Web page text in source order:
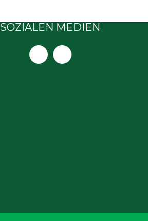
SOZIALEN MEDIEN